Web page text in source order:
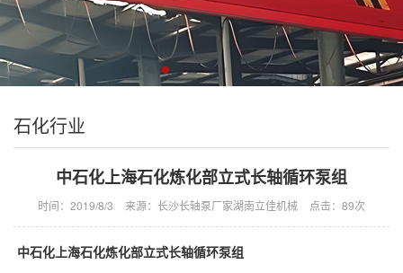
石化行业
中石化上海石化炼化部立式长轴循环泵组
时间：2019/8/3 来源：长沙长轴泵厂家湖南立佳机械 点击： 89次
中石化上海石化炼化部立式长轴循环泵组